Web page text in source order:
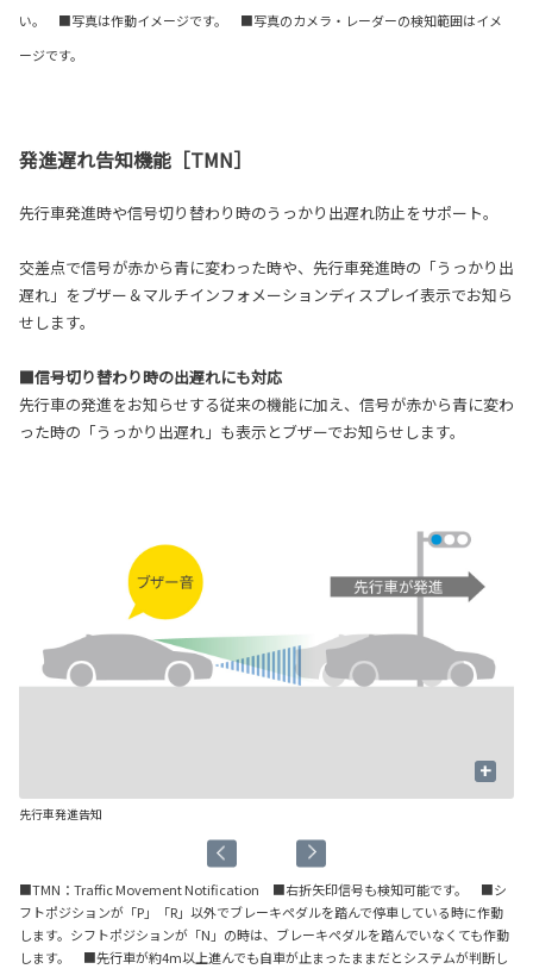
い。 ■写真は作動イメージです。 ■写真のカメラ・レーダーの検知範囲はイメ
ージです。
発進遅れ告知機能［TMN］
先行車発進時や信号切り替わり時のうっかり出遅れ防止をサポート。
交差点で信号が赤から青に変わった時や、先行車発進時の「うっかり出
遅れ」をブザー＆マルチインフォメーションディスプレイ表示でお知ら
せします。
■信号切り替わり時の出遅れにも対応
先行車の発進をお知らせする従来の機能に加え、信号が赤から青に変わ
った時の「うっかり出遅れ」も表示とブザーでお知らせします。
+
先行車発進告知
■TMN：Traffic Movement Notification ■右折矢印信号も検知可能です。 ■シ
フトポジションが「P」「R」以外でブレーキペダルを踏んで停車している時に作動
します。シフトポジションが「N」の時は、ブレーキペダルを踏んでいなくても作動
します。 ■先行車が約4m以上進んでも自車が止まったままだとシステムが判断し